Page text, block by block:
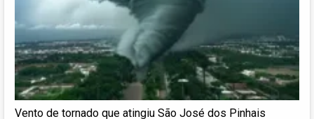
Vento de tornado que atingiu São José dos Pinhais